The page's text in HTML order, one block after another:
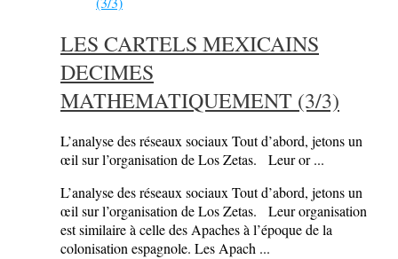
LES CARTELS MEXICAINS
DECIMES
MATHEMATIQUEMENT (3/3)
L’analyse des réseaux sociaux Tout d’abord, jetons un
œil sur l’organisation de Los Zetas. Leur or ...
L’analyse des réseaux sociaux Tout d’abord, jetons un
œil sur l’organisation de Los Zetas. Leur organisation
est similaire à celle des Apaches à l’époque de la
colonisation espagnole. Les Apach ...